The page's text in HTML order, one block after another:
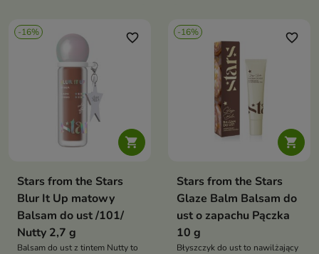
intensywną pielęgnacją
intensywną pielęgnacją
-16%

favorite_border
Stars from the Stars
Blur It Up matowy
Balsam do ust /101/
Nutty 2,7 g
Balsam do ust z tintem Nutty to
-16%

favorite_border
Stars from the Stars
Glaze Balm Balsam do
ust o zapachu Pączka
10 g
Błyszczyk do ust to nawilżający